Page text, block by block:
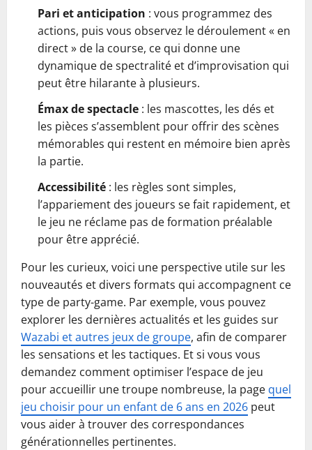
Pari et anticipation : vous programmez des
actions, puis vous observez le déroulement « en
direct » de la course, ce qui donne une
dynamique de spectralité et d’improvisation qui
peut être hilarante à plusieurs.
Émax de spectacle : les mascottes, les dés et
les pièces s’assemblent pour offrir des scènes
mémorables qui restent en mémoire bien après
la partie.
Accessibilité : les règles sont simples,
l’appariement des joueurs se fait rapidement, et
le jeu ne réclame pas de formation préalable
pour être apprécié.
Pour les curieux, voici une perspective utile sur les
nouveautés et divers formats qui accompagnent ce
type de party-game. Par exemple, vous pouvez
explorer les dernières actualités et les guides sur
Wazabi et autres jeux de groupe, afin de comparer
les sensations et les tactiques. Et si vous vous
demandez comment optimiser l’espace de jeu
pour accueillir une troupe nombreuse, la page quel
jeu choisir pour un enfant de 6 ans en 2026 peut
vous aider à trouver des correspondances
générationnelles pertinentes.